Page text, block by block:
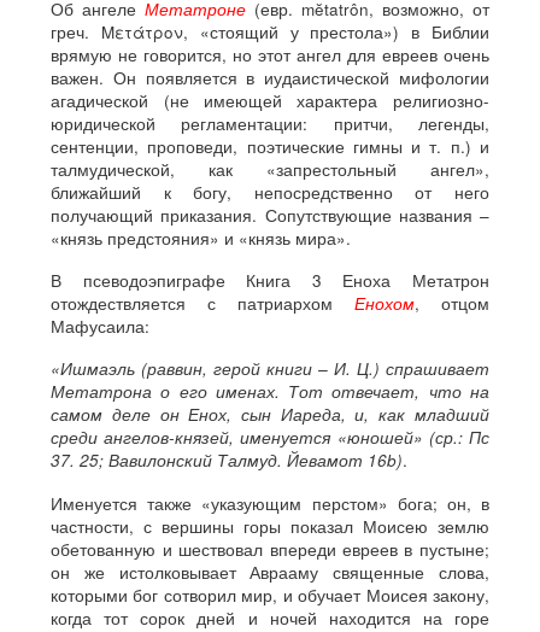
Об ангелеМетатроне (евр. mĕtatrôn, возможно, от
греч. Μετάτρον, «стоящий у престола») в Библии
врямую не говорится, но этот ангел для евреев очень
важен. Он появляется в иудаистической мифологии
агадической (не имеющей характера религиозно-
юридической регламентации: притчи, легенды,
сентенции, проповеди, поэтические гимны и т. п.) и
талмудической, как «запрестольный ангел»,
ближайший к богу, непосредственно от него
получающий приказания. Сопутствующие названия –
«князь предстояния» и «князь мира».
В псеводоэпиграфе Книга 3 Еноха Метатрон
отождествляется с патриархом Енохом, отцом
Мафусаила:
«Ишмаэль (раввин, герой книги – И. Ц.) спрашивает
Метатрона о его именах. Тот отвечает, что на
самом деле он Енох, сын Иареда, и, как младший
среди ангелов-князей, именуется «юношей» (ср.: Пс
37. 25; Вавилонский Талмуд. Йевамот 16b).
Именуется также «указующим перстом» бога; он, в
частности, с вершины горы показал Моисею землю
обетованную и шествовал впереди евреев в пустыне;
он же истолковывает Аврааму священные слова,
которыми бог сотворил мир, и обучает Моисея закону,
когда тот сорок дней и ночей находится на горе